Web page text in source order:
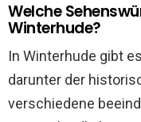
Welche
Winterhude?
In Winterhude gibt
darunter der
verschiedene